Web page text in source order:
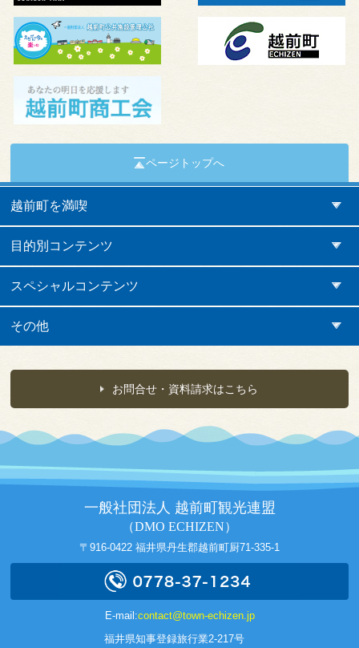
ページトップへ
越前町を満喫
目的別コンテンツ
スペシャルコンテンツ
その他
お問合せ・資料請求はこちら
一般社団法人 越前町観光連盟
（DMO ECHIZEN）
〒916-0422 福井県丹生郡越前町厨71-335-1
E-mail:contact@town-echizen.jp
福井県知事登録旅行業2-217号